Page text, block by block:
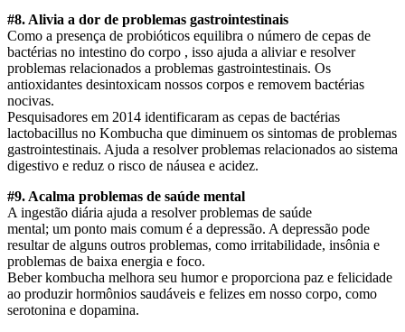
#8. Alivia a dor de problemas gastrointestinais
Como a presença de probióticos equilibra o número de cepas de
bactérias no intestino do corpo , isso ajuda a aliviar e resolver
problemas relacionados a problemas gastrointestinais. Os
antioxidantes desintoxicam nossos corpos e removem bactérias
nocivas.
Pesquisadores em 2014 identificaram as cepas de bactérias
lactobacillus no Kombucha que diminuem os sintomas de problemas
gastrointestinais. Ajuda a resolver problemas relacionados ao sistema
digestivo e reduz o risco de náusea e acidez.
#9. Acalma problemas de saúde mental
A ingestão diária ajuda a resolver problemas de saúde
mental; um ponto mais comum é a depressão. A depressão pode
resultar de alguns outros problemas, como irritabilidade, insônia e
problemas de baixa energia e foco.
Beber kombucha melhora seu humor e proporciona paz e felicidade
ao produzir hormônios saudáveis e felizes em nosso corpo, como
serotonina e dopamina.